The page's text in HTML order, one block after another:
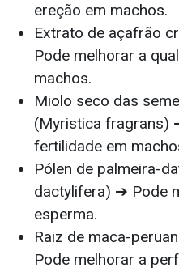
ereção em machos.
Extrato de açafrão
Pode melhorar a
machos.
Miolo seco das
(Myristica fragrans)
fertilidade em
Pólen de palmeira-
dactylifera) ➔ Pode
esperma.
Raiz de maca-
Pode melhorar a